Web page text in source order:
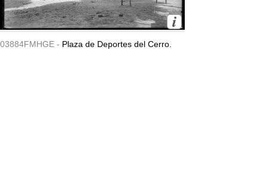
03884FMHGE - Plaza de Deportes del Cerro.